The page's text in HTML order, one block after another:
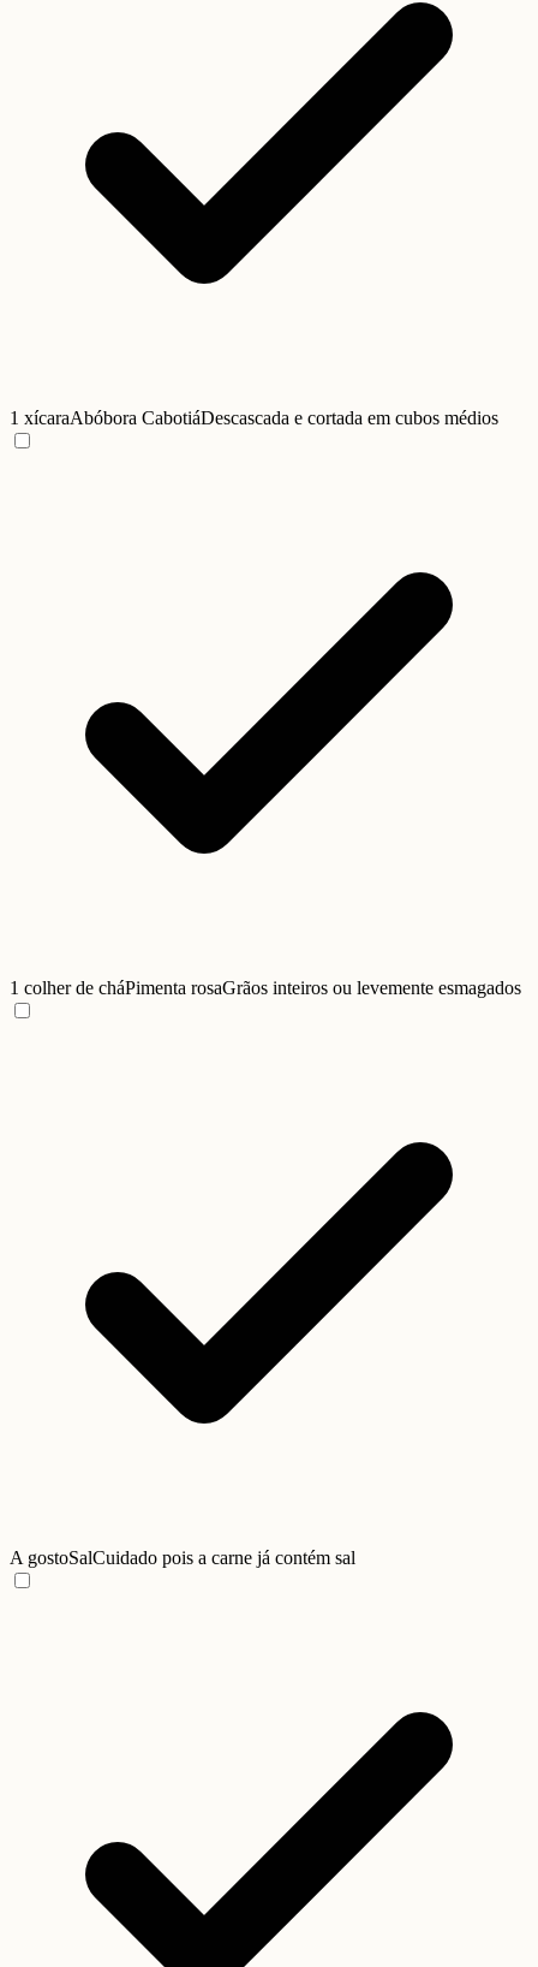
1 xícaraAbóbora CabotiáDescascada e cortada em cubos médios
1 colher de cháPimenta rosaGrãos inteiros ou levemente esmagados
A gostoSalCuidado pois a carne já contém sal